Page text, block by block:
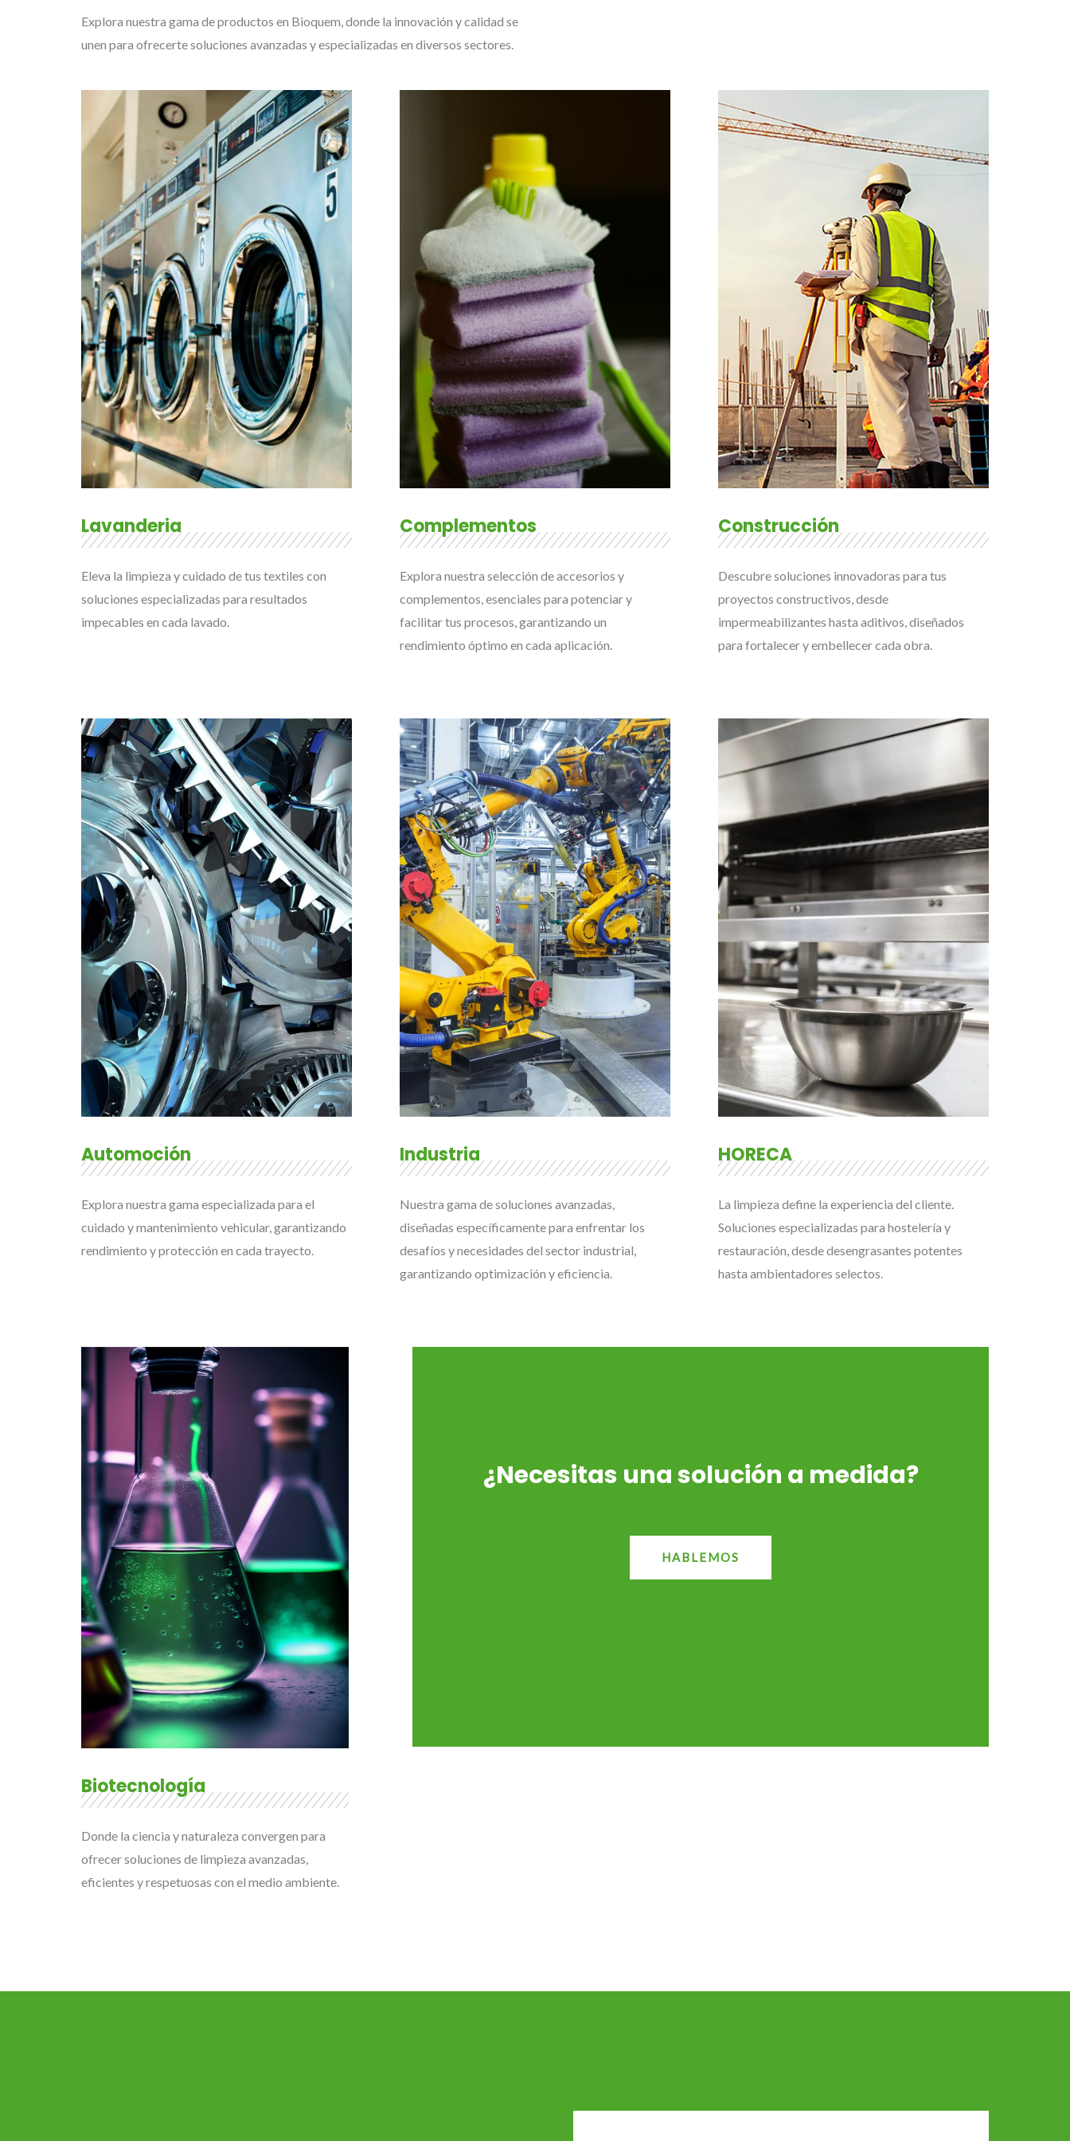
Explora nuestra gama de productos en Bioquem, donde la innovación y calidad se
unen para ofrecerte soluciones avanzadas y especializadas en diversos sectores.
Lavanderia
Eleva la limpieza y cuidado de tus textiles con
soluciones especializadas para resultados
impecables en cada lavado.
Complementos
Explora nuestra selección de accesorios y
complementos, esenciales para potenciar y
facilitar tus procesos, garantizando un
rendimiento óptimo en cada aplicación.
Construcción
Descubre soluciones innovadoras para tus
proyectos constructivos, desde
impermeabilizantes hasta aditivos, diseñados
para fortalecer y embellecer cada obra.
Automoción
Explora nuestra gama especializada para el
cuidado y mantenimiento vehicular, garantizando
rendimiento y protección en cada trayecto.
Industria
Nuestra gama de soluciones avanzadas,
diseñadas específicamente para enfrentar los
desafíos y necesidades del sector industrial,
garantizando optimización y eficiencia.
HORECA
La limpieza define la experiencia del cliente.
Soluciones especializadas para hostelería y
restauración, desde desengrasantes potentes
hasta ambientadores selectos.
Biotecnología
Donde la ciencia y naturaleza convergen para
ofrecer soluciones de limpieza avanzadas,
eficientes y respetuosas con el medio ambiente.
¿Necesitas una solución a medida?
HABLEMOS